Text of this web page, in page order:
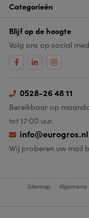
Categorieën
Blijf op de hoogte
Volg ons op social
0528-26 48 11
Bereikbaar op
tot 17:00 uur.
info@eurogros.nl
Wij proberen uw mail
Sitemap